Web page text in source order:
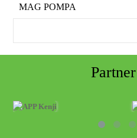
MAG POMPA